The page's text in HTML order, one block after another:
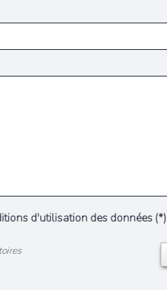
d'utilisation des données (*)